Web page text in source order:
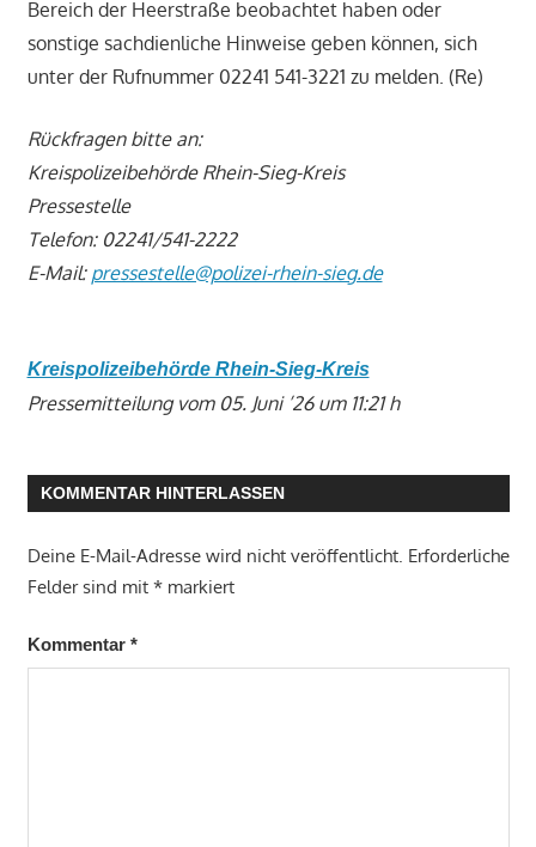
Bereich der Heerstraße beobachtet haben oder
sonstige sachdienliche Hinweise geben können, sich
unter der Rufnummer 02241 541-3221 zu melden. (Re)
Rückfragen bitte an:
Kreispolizeibehörde Rhein-Sieg-Kreis
Pressestelle
Telefon: 02241/541-2222
E-Mail: pressestelle@polizei-rhein-sieg.de
Kreispolizeibehörde Rhein-Sieg-Kreis
Pressemitteilung vom 05. Juni ’26 um 11:21 h
KOMMENTAR HINTERLASSEN
Deine E-Mail-Adresse wird nicht veröffentlicht. Erforderliche
Felder sind mit *markiert
Kommentar *